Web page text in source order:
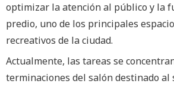
optimizar la atención al público y la
predio, uno de los principales
recreativos de la ciudad.
Actualmente, las tareas se
terminaciones del salón destinado al